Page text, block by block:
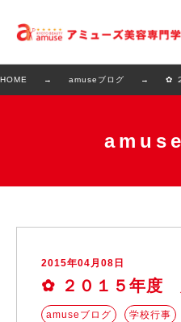
HOME amuseブログ ✿
2015年04月08日
✿ ２０１５年度
amuseブログ 学校行事